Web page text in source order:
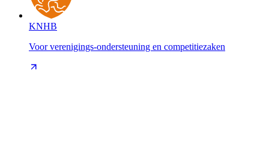
KNHB
Voor verenigings-ondersteuning en competitiezaken